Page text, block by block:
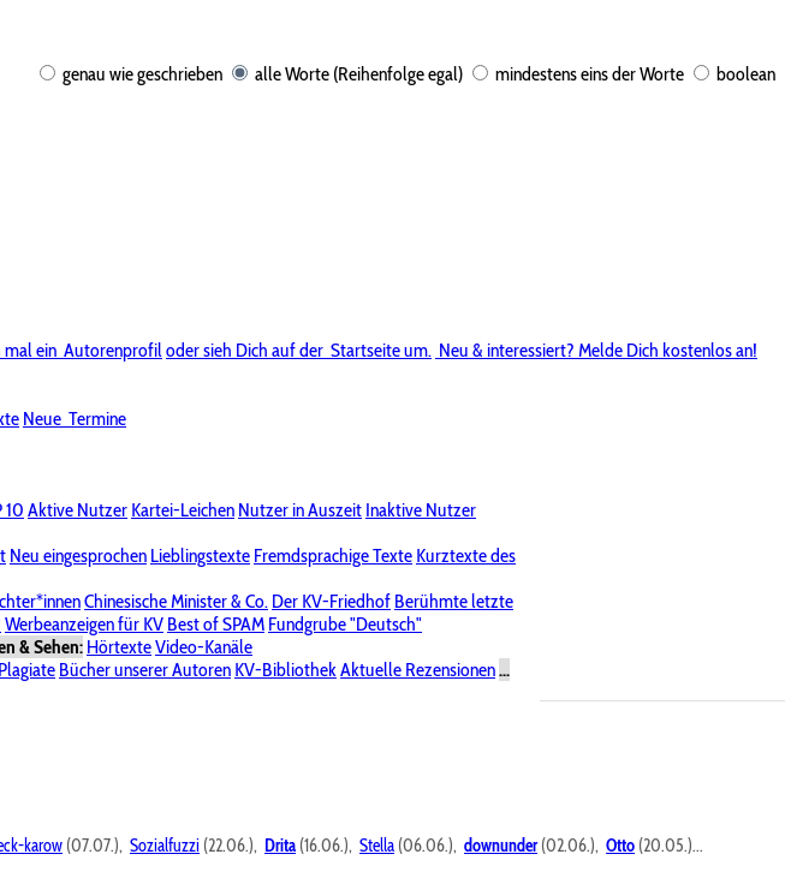
genau wie geschrieben alle Worte (Reihenfolge egal) mindestens eins der Worte boolean
mal ein Autorenprofiloder sieh Dich auf der Startseite um. Neu & interessiert? Melde Dich kostenlos an!
Neue Termine
10 Aktive Nutzer Kartei-Leichen Nutzer in Auszeit Inaktive Nutzer
Neu eingesprochen Lieblingstexte Fremdsprachige Texte Kurztexte des
Chinesische Minister & Co. Der KV-Friedhof Berühmte letzte
Werbeanzeigen für KV Best of SPAM Fundgrube "Deutsch"
& Sehen: HörtexteVideo-Kanäle
Plagiate Bücher unserer Autoren KV-BibliothekAktuelle Rezensionen...
zu KVPasswort vergessen?
karow (07.07.), Sozialfuzzi (22.06.), Drita (16.06.), Stella (06.06.), downunder(02.06.), Otto (20.05.)...